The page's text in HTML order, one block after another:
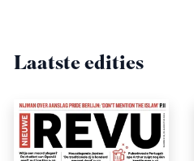
Laatste edities